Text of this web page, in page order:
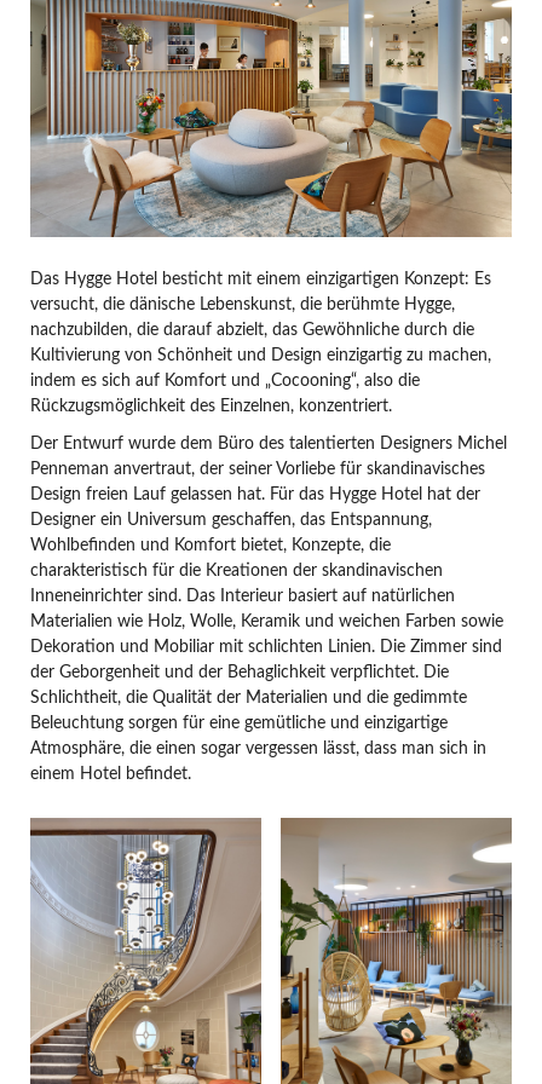
Das Hygge Hotel besticht mit einem einzigartigen Konzept: Es
versucht, die dänische Lebenskunst, die berühmte Hygge,
nachzubilden, die darauf abzielt, das Gewöhnliche durch die
Kultivierung von Schönheit und Design einzigartig zu machen,
indem es sich auf Komfort und „Cocooning“, also die
Rückzugsmöglichkeit des Einzelnen, konzentriert.
Der Entwurf wurde dem Büro des talentierten Designers Michel
Penneman anvertraut, der seiner Vorliebe für skandinavisches
Design freien Lauf gelassen hat. Für das Hygge Hotel hat der
Designer ein Universum geschaffen, das Entspannung,
Wohlbefinden und Komfort bietet, Konzepte, die
charakteristisch für die Kreationen der skandinavischen
Inneneinrichter sind. Das Interieur basiert auf natürlichen
Materialien wie Holz, Wolle, Keramik und weichen Farben sowie
Dekoration und Mobiliar mit schlichten Linien. Die Zimmer sind
der Geborgenheit und der Behaglichkeit verpflichtet. Die
Schlichtheit, die Qualität der Materialien und die gedimmte
Beleuchtung sorgen für eine gemütliche und einzigartige
Atmosphäre, die einen sogar vergessen lässt, dass man sich in
einem Hotel befindet.